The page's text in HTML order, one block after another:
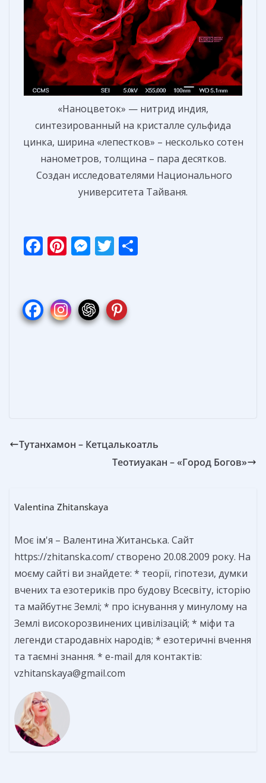
«Наноцветок» — нитрид индия,
синтезированный на кристалле сульфида
цинка, ширина «лепестков» – несколько сотен
нанометров, толщина – пара десятков.
Создан исследователями Национального
университета Тайваня.
F
b
o
Pi
e
st
M
e
n
T
er
Тутанхамон – Кетцалькоатль
Теотиуакан – «Город Богов»
Valentina Zhitanskaya
Моє ім'я – Валентина Житанська. Сайт
https://zhitanska.com/ створено 20.08.2009 року. На
моєму сайті ви знайдете: * теорії, гіпотези, думки
вчених та езотериків про будову Всесвіту, історію
та майбутнє Землі; * про існування у минулому на
Землі високорозвинених цивілізацій; * міфи та
легенди стародавніх народів; * езотеричні вчення
та таємні знання. * e-mail для контактів:
vzhitanskaya@gmail.com